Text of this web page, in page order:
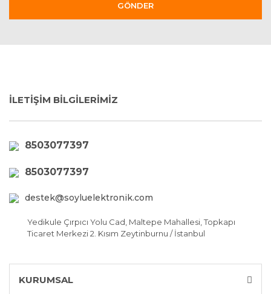
GÖNDER
İLETİŞİM BİLGİLERİMİZ
8503077397
8503077397
destek@soyluelektronik.com
Yedikule Çırpıcı Yolu Cad, Maltepe Mahallesi, Topkapı
Ticaret Merkezi 2. Kısım Zeytinburnu / İstanbul
KURUMSAL